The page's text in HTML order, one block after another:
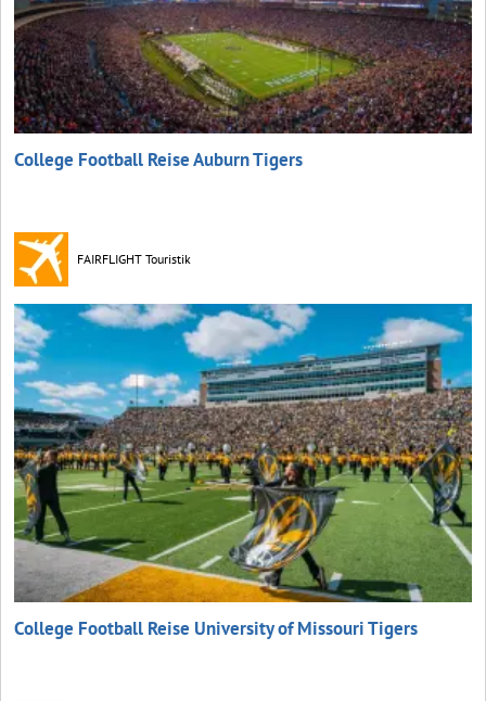
College Football Reise Auburn Tigers
FAIRFLIGHT Touristik
College Football Reise University of Missouri Tigers